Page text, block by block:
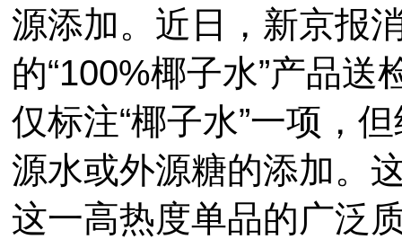
源添加。近日，新京报
的“100%椰子水”产品
仅标注“椰子水”一项，
源水或外源糖的添加。
这一高热度单品的广泛